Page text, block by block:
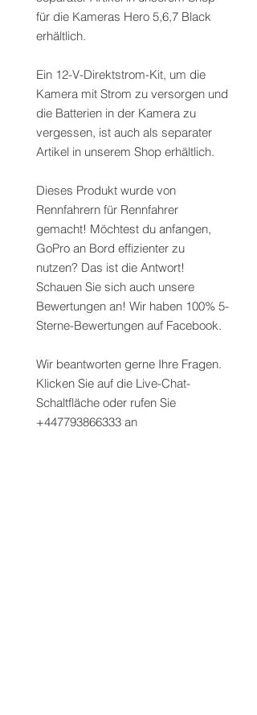
für die Kameras Hero 5,6,7 Black
erhältlich.
Ein 12-V-Direktstrom-Kit, um die
Kamera mit Strom zu versorgen und
die Batterien in der Kamera zu
vergessen, ist auch als separater
Artikel in unserem Shop erhältlich.
Dieses Produkt wurde von
Rennfahrern für Rennfahrer
gemacht! Möchtest du anfangen,
GoPro an Bord effizienter zu
nutzen? Das ist die Antwort!
Schauen Sie sich auch unsere
Bewertungen an! Wir haben 100% 5-
Sterne-Bewertungen auf Facebook.
Wir beantworten gerne Ihre Fragen.
Klicken Sie auf die Live-Chat-
Schaltfläche oder rufen Sie
+447793866333 an